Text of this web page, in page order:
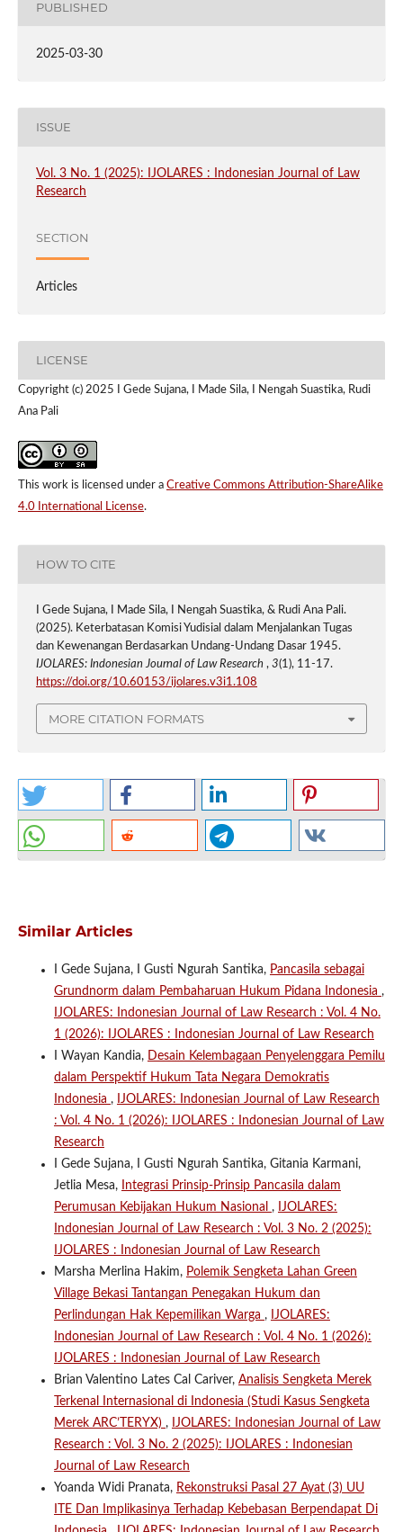
PUBLISHED
2025-03-30
ISSUE
Vol. 3 No. 1 (2025): IJOLARES : Indonesian Journal of Law
Research
SECTION
Articles
LICENSE
Copyright (c) 2025 I Gede Sujana, I Made Sila, I Nengah Suastika, Rudi
Ana Pali
This work is licensed under a Creative Commons Attribution-ShareAlike
4.0 International License.
HOW TO CITE
I Gede Sujana, I Made Sila, I Nengah Suastika, & Rudi Ana Pali.
(2025). Keterbatasan Komisi Yudisial dalam Menjalankan Tugas
dan Kewenangan Berdasarkan Undang-Undang Dasar 1945.
IJOLARES: Indonesian Journal of Law Research , 3(1), 11-17.
https://doi.org/10.60153/ijolares.v3i1.108
MORE CITATION FORMATS
Similar Articles
I Gede Sujana, I Gusti Ngurah Santika, Pancasila sebagai
Grundnorm dalam Pembaharuan Hukum Pidana Indonesia ,
IJOLARES: Indonesian Journal of Law Research : Vol. 4 No.
1 (2026): IJOLARES : Indonesian Journal of Law Research
I Wayan Kandia, Desain Kelembagaan Penyelenggara Pemilu
dalam Perspektif Hukum Tata Negara Demokratis
Indonesia , IJOLARES: Indonesian Journal of Law Research
: Vol. 4 No. 1 (2026): IJOLARES : Indonesian Journal of Law
Research
I Gede Sujana, I Gusti Ngurah Santika, Gitania Karmani,
Jetlia Mesa,
Integrasi Prinsip-Prinsip Pancasila dalam
Perumusan Kebijakan Hukum Nasional , IJOLARES:
Indonesian Journal of Law Research : Vol. 3 No. 2 (2025):
IJOLARES : Indonesian Journal of Law Research
Marsha Merlina Hakim, Polemik Sengketa Lahan Green
Village Bekasi Tantangan Penegakan Hukum dan
Perlindungan Hak Kepemilikan Warga , IJOLARES:
Indonesian Journal of Law Research : Vol. 4 No. 1 (2026):
IJOLARES : Indonesian Journal of Law Research
Brian Valentino Lates Cal Cariver, Analisis Sengketa Merek
Terkenal Internasional di Indonesia (Studi Kasus Sengketa
Merek ARC’TERYX) , IJOLARES: Indonesian Journal of Law
Research : Vol. 3 No. 2 (2025): IJOLARES : Indonesian
Journal of Law Research
Yoanda Widi Pranata, Rekonstruksi Pasal 27 Ayat (3) UU
ITE Dan Implikasinya Terhadap Kebebasan Berpendapat Di